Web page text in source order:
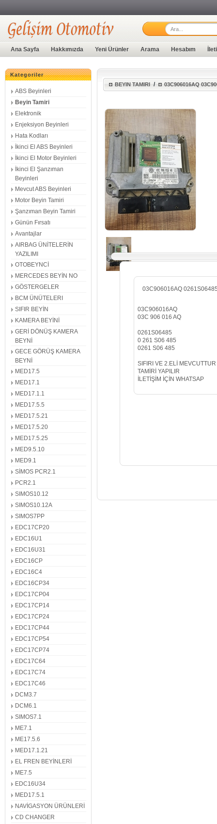
Ana Sayfa Hakkımızda Yeni Ürünler Arama Hesabım
Kategoriler
ABS Beyinleri
Beyin Tamiri
Elektronik
Enjeksiyon Beyinleri
Hata Kodları
İkinci El ABS Beyinleri
İkinci El Motor Beyinleri
İkinci El Şanzıman
Beyinleri
Mevcut ABS Beyinleri
Motor Beyin Tamiri
Şanzıman Beyin Tamiri
Günün Fırsatı
Avantajlar
AIRBAG ÜNİTELERİN
YAZILIMI
OTOBEYNCİ
MERCEDES BEYİN NO
GÖSTERGELER
BCM ÜNÜTELERI
SIFIR BEYİN
KAMERA BEYİNİ
GERİ DÖNÜŞ KAMERA
BEYNİ
GECE GÖRÜŞ KAMERA
BEYNİ
MED17.5
MED17.1
MED17.1.1
MED17.5.5
MED17.5.21
MED17.5.20
MED17.5.25
MED9.5.10
MED9.1
SİMOS PCR2.1
PCR2.1
SIMOS10.12
SIMOS10.12A
SIMOS7PP
EDC17CP20
EDC16U1
EDC16U31
EDC16CP
EDC16C4
EDC16CP34
EDC17CP04
EDC17CP14
EDC17CP24
EDC17CP44
EDC17CP54
EDC17CP74
EDC17C64
EDC17C74
EDC17C46
DCM3.7
DCM6.1
SIMOS7.1
ME7.1
ME17.5.6
MED17.1.21
EL FREN BEYİNLERİ
ME7.5
EDC16U34
MED17.5.1
NAVİGASYON ÜRÜNLERİ
CD CHANGER
BEYIN TAMIRI / 03C906016AQ
03C906016AQ
03C906016AQ
03C 906 016 AQ
0261S06485
0 261 S06 485
0261 S06 485
SIFIRI VE 2.ELİ MEVCUTTUR
TAMİRİ YAPILIR
İLETİŞİM İÇİN WHATSAP